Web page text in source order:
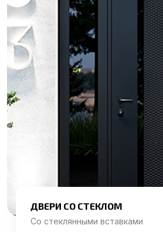
ДВЕРИ СО СТЕКЛОМ
Со стеклянными вставками